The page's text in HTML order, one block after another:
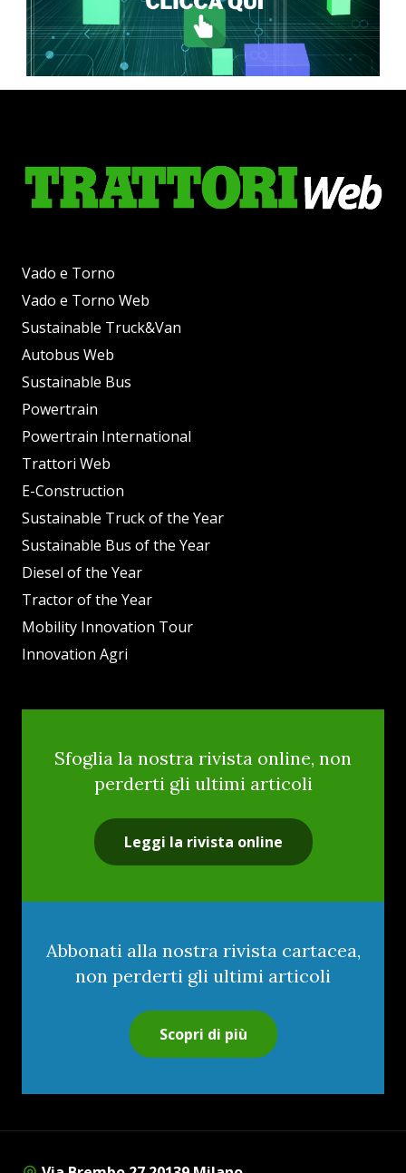
Vado e Torno
Vado e Torno Web
Sustainable Truck&Van
Autobus Web
Sustainable Bus
Powertrain
Powertrain International
Trattori Web
E-Construction
Sustainable Truck of the Year
Sustainable Bus of the Year
Diesel of the Year
Tractor of the Year
Mobility Innovation Tour
Innovation Agri
Sfoglia la nostra rivista online, non
perderti gli ultimi articoli
Leggi la rivista online
Abbonati alla nostra rivista cartacea,
non perderti gli ultimi articoli
Scopri di più